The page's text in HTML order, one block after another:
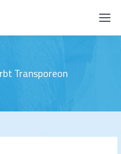
Transporeon